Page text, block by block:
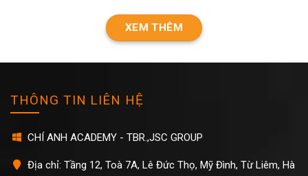
XEM THÊM
THÔNG TIN LIÊN HỆ
CHÍ ANH ACADEMY - TBR.,JSC GROUP
Địa chỉ: Tầng 12, Toà 7A, Lê Đức Thọ, Mỹ Đình, Từ Liêm, Hà